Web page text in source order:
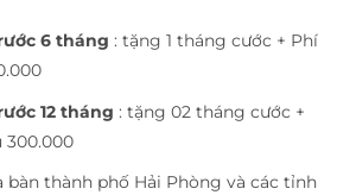
6 tháng : tặng 1 tháng cước + Phí
12 tháng : tặng 02 tháng cước +
300.000
bàn thành phố Hải Phòng và các tỉnh